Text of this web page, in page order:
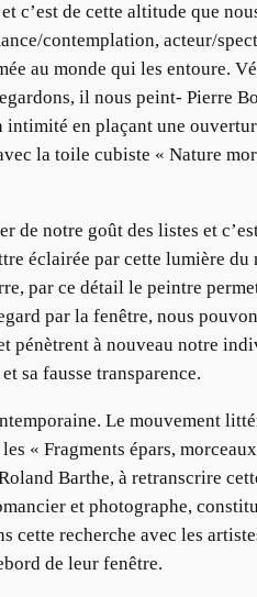
c’est de cette altitude que
contemplation, acteur/
au monde qui les entoure.
il nous peint- Pierre
en plaçant une
la toile cubiste « Nature
notre goût des listes et
éclairée par cette lumière
par ce détail le peintre
par la fenêtre, nous
pénètrent à nouveau notre
sa fausse transparence.
Le mouvement
« Fragments épars,
Barthe, à retranscrire
et photographe,
recherche avec les
de leur fenêtre.